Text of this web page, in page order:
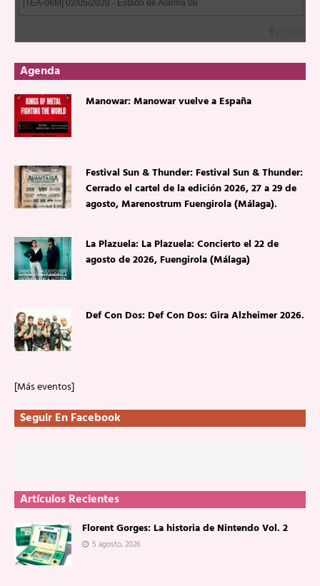
Agenda
Manowar: Manowar vuelve a España
Festival Sun & Thunder: Festival Sun & Thunder:
Cerrado el cartel de la edición 2026, 27 a 29 de
agosto, Marenostrum Fuengirola (Málaga).
La Plazuela: La Plazuela: Concierto el 22 de
agosto de 2026, Fuengirola (Málaga)
Def Con Dos: Def Con Dos: Gira Alzheimer 2026.
[Más eventos]
Seguir En Facebook
Artículos Recientes
Florent Gorges: La historia de Nintendo Vol. 2
5 agosto, 2026